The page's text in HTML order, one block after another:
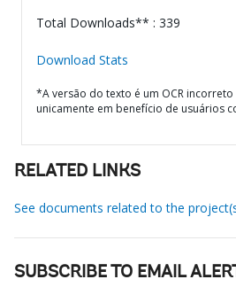
Total Downloads** : 339
Download Stats
*A versão do texto é um OCR
unicamente em benefício de usuários
RELATED LINKS
See documents related to the
SUBSCRIBE TO EMAIL